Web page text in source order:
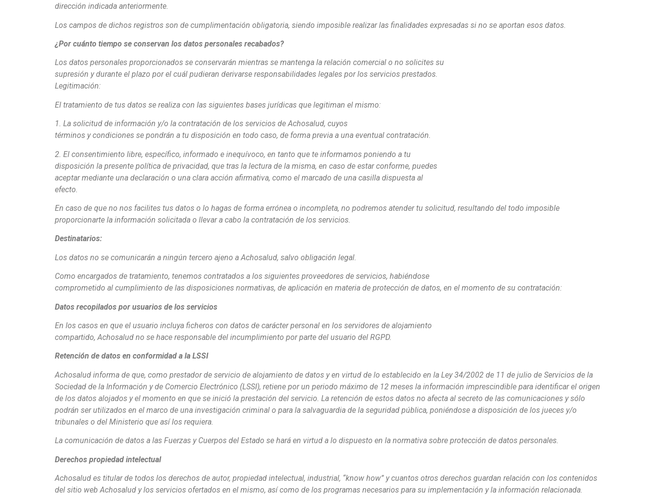
dirección indicada anteriormente.
Los campos de dichos registros son de cumplimentación obligatoria, siendo imposible realizar las finalidades expresadas si no se aportan esos datos.
¿Por cuánto tiempo se conservan los datos personales recabados?
Los datos personales proporcionados se conservarán mientras se mantenga la relación comercial o no solicites su
supresión y durante el plazo por el cuál pudieran derivarse responsabilidades legales por los servicios prestados.
Legitimación:
El tratamiento de tus datos se realiza con las siguientes bases jurídicas que legitiman el mismo:
1. La solicitud de información y/o la contratación de los servicios de Achosalud, cuyos
términos y condiciones se pondrán a tu disposición en todo caso, de forma previa a una eventual contratación.
2. El consentimiento libre, específico, informado e inequívoco, en tanto que te informamos poniendo a tu
disposición la presente política de privacidad, que tras la lectura de la misma, en caso de estar conforme, puedes
aceptar mediante una declaración o una clara acción afirmativa, como el marcado de una casilla dispuesta al
efecto.
En caso de que no nos facilites tus datos o lo hagas de forma errónea o incompleta, no podremos atender tu solicitud, resultando del todo imposible
proporcionarte la información solicitada o llevar a cabo la contratación de los servicios.
Destinatarios:
Los datos no se comunicarán a ningún tercero ajeno a Achosalud, salvo obligación legal.
Como encargados de tratamiento, tenemos contratados a los siguientes proveedores de servicios, habiéndose
comprometido al cumplimiento de las disposiciones normativas, de aplicación en materia de protección de datos, en el momento de su contratación:
Datos recopilados por usuarios de los servicios
En los casos en que el usuario incluya ficheros con datos de carácter personal en los servidores de alojamiento
compartido, Achosalud no se hace responsable del incumplimiento por parte del usuario del RGPD.
Retención de datos en conformidad a la LSSI
Achosalud informa de que, como prestador de servicio de alojamiento de datos y en virtud de lo establecido en la Ley 34/2002 de 11 de julio de Servicios de la
Sociedad de la Información y de Comercio Electrónico (LSSI), retiene por un periodo máximo de 12 meses la información imprescindible para identificar el origen
de los datos alojados y el momento en que se inició la prestación del servicio. La retención de estos datos no afecta al secreto de las comunicaciones y sólo
podrán ser utilizados en el marco de una investigación criminal o para la salvaguardia de la seguridad pública, poniéndose a disposición de los jueces y/o
tribunales o del Ministerio que así los requiera.
La comunicación de datos a las Fuerzas y Cuerpos del Estado se hará en virtud a lo dispuesto en la normativa sobre protección de datos personales.
Derechos propiedad intelectual
Achosalud es titular de todos los derechos de autor, propiedad intelectual, industrial, “know how” y cuantos otros derechos guardan relación con los contenidos
del sitio web Achosalud y los servicios ofertados en el mismo, así como de los programas necesarios para su implementación y la información relacionada.